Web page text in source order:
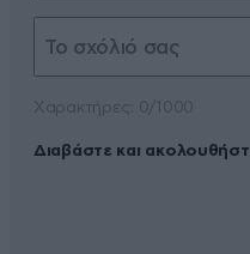
Διαβάστε και